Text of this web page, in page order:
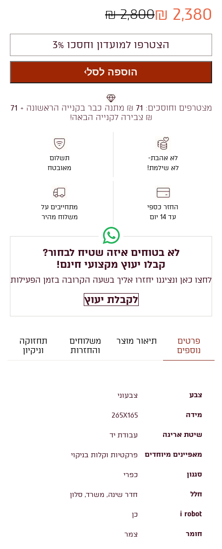
2,800 ₪ 2,380 ₪
הצטרפו למועדון וחסכו 3%
הוספה לסל
מצטרפים וחוסכים: 71 ₪ מתנה כבר בקנייה הראשונה + 71
₪ צבירה לקנייה הבאה!
לא אהבת-
לא שילמת!
החזר כספי
עד 14 יום
תשלום
מאובטח
מתחייבים על
משלוח מהיר
לא בטוחים איזה שטיח לבחור?
קבלו יעוץ מקצועי חינם!
לחצו כאן ונציגנו יחזרו אליך בשעה הקרובה בזמן הפעילות
לקבלת יעוץ
פרטים
נוספים
תיאור מוצר
משלוחים
והחזרות
תחזוקה
וניקיון
צבע צבעוני
מידה 265X165
שיטת אריגה עבודת יד
מאפיינים מיוחדים פרקטיות וקלות בניקוי
סגנון כפרי
חלל חדר שינה, משרד, סלון
i robot כן
חומר צמר